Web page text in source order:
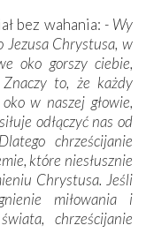
bez wahania: - Wy
Jezusa Chrystusa, w
oko gorszy ciebie,
to, że każdy
w naszej głowie,
odłączyć nas od
chrześcijanie
które niesłusznie
Chrystusa. Jeśli
miłowania i
chrześcijanie